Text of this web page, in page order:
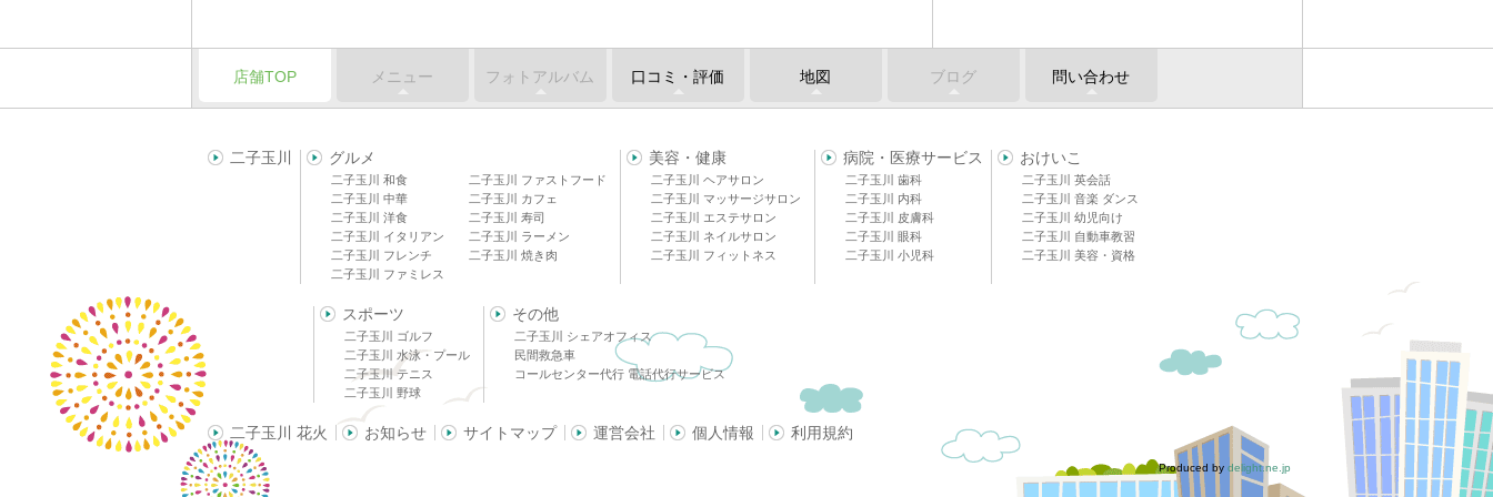
店舗TOP メニュー フォトアルバム 口コミ・評価 地図 ブログ 問い合わせ
二子玉川 グルメ
二子玉川 和食
二子玉川 中華
二子玉川 洋食
二子玉川 イタリアン
二子玉川 フレンチ
二子玉川 ファミレス
二子玉川 ファストフード
二子玉川 カフェ
二子玉川 寿司
二子玉川 ラーメン
二子玉川 焼き肉
美容・健康
二子玉川 ヘアサロン
二子玉川 マッサージサロン
二子玉川 エステサロン
二子玉川 ネイルサロン
二子玉川 フィットネス
病院・医療サービス
二子玉川 歯科
二子玉川 内科
二子玉川 皮膚科
二子玉川 眼科
二子玉川 小児科
おけいこ
二子玉川 英会話
二子玉川 音楽 ダンス
二子玉川 幼児向け
二子玉川 自動車教習
二子玉川 美容・資格
スポーツ
二子玉川 ゴルフ
二子玉川 水泳・プール
二子玉川 テニス
二子玉川 野球
その他
二子玉川 シェアオフィス
民間救急車
コールセンター代行 電話代行サービス
二子玉川 花火 お知らせ サイトマップ 運営会社 個人情報 利用規約
Produced by delight.ne.jp